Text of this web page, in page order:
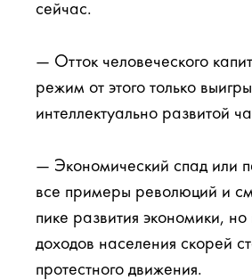
сейчас.
— Отток человеческого
режим от этого только
интеллектуально развитой
— Экономический спад или
все примеры революций и
пике развития экономики,
доходов населения скорей
протестного движения.